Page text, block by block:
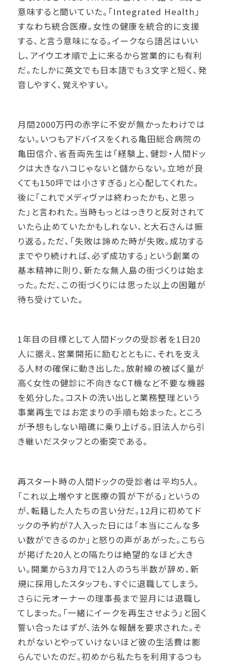
意味すると聞いていた。「Integrated Health」
すなわち統合医療。女性の健康を統合的に支援
する、と言う意味になる。イークなら語呂はいい
し、アイウエオ順で上に来るから営業的にも有利
だ。たしかに英文でも日本語でも３文字と短く、発
音しやすく、覚えやすい。
月間2000万円の赤字に不安が無かったわけでは
ない。いつもアドバイスをくれる亀田総合病院の
亀田信介、省吾両先生は「経験上、健診・人間ドッ
クは大きなハコじゃないと儲からない。立地が良
くても150坪では小さすぎる」と心配してくれた。
後に「これでメディヴァは終わったかも、と思っ
た」と言われた。当時もっとはっきりと反対されて
いたら止めていたかもしれない、と大石さんは振
り返る。ただ、「失敗は諦めた時が失敗。成功する
までやり続ければ、必ず成功する」という創業の
基本精神に則り、新たな無人島の街づくりは始ま
った。ただ、この街づくりには思った以上の困難が
待ち受けていた。
1年目の目標として人間ドックの受診者を1日20
人に据え、営業開拓に励むとともに、それを支え
る人材の確保に動き出した。放射線の被ばく量が
高く女性の健診に不向きなCT機など不要な機器
を処分した。コストの洗い出しと業務整理という
事業再生ではお定まりの手順も始まった。ところ
が予想もしない暗礁に乗り上げる。旧法人から引
き継いだスタッフとの衝突である。
再スタート時の人間ドックの受診者は平均5人。
「これ以上増やすと医療の質が下がる」というの
が、転籍した人たちの言い分だ。12月に初めてド
ックの予約が7人入った日には「本当にこんな多
い数ができるのか」と怒りの声があがった。こちら
が掲げた20人との隔たりは絶望的なほど大き
い。開業から3カ月で12人のうち半数が辞め、新
規に採用したスタッフも、すぐに退職してしまう。
さらに元オーナーの理事長まで翌月には退職し
てしまった。「一緒にイークを再生させよう」と固く
誓い合ったはずが、法外な報酬を要求された。そ
れがないとやっていけないほど彼の生活費は膨
らんでいたのだ。初めから私たちを利用するつも